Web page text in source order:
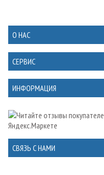
О НАС
СЕРВИС
ИНФОРМАЦИЯ
СВЯЗЬ С НАМИ